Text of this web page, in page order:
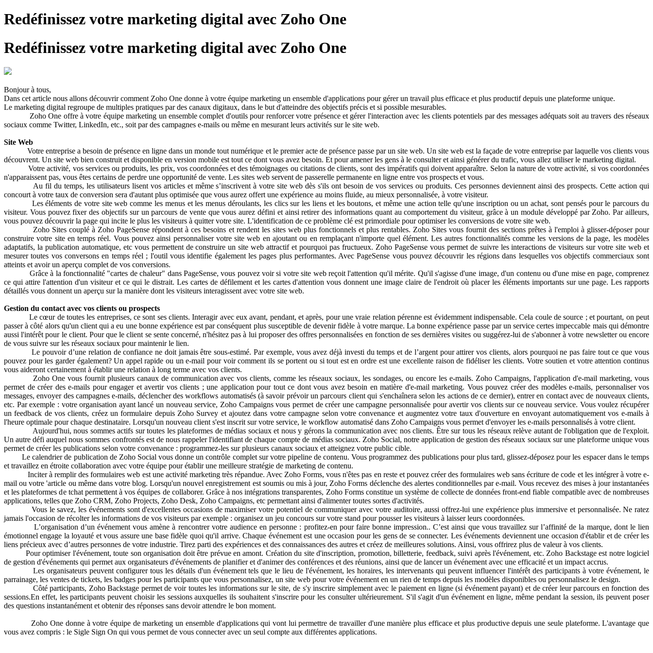
Redéfinissez votre marketing digital avec Zoho One
Redéfinissez votre marketing digital avec Zoho One
Bonjour à tous,
Dans cet article nous allons découvrir comment Zoho One donne à votre équipe marketing un ensemble d'applications pour gérer un travail plus efficace et plus productif depuis une plateforme unique.
Le marketing digital regroupe de multiples pratiques par des canaux digitaux, dans le but d'atteindre des objectifs précis et si possible mesurables.
Zoho One offre à votre équipe marketing un ensemble complet d'outils pour renforcer votre présence et gérer l'interaction avec les clients potentiels par des messages adéquats soit au travers des réseaux
sociaux comme Twitter, LinkedIn, etc., soit par des campagnes e-mails ou même en mesurant leurs activités sur le site web.
Site Web
Votre entreprise a besoin de présence en ligne dans un monde tout numérique et le premier acte de présence passe par un site web. Un site web est la façade de votre entreprise par laquelle vos clients vous
découvrent. Un site web bien construit et disponible en version mobile est tout ce dont vous avez besoin. Et pour amener les gens à le consulter et ainsi générer du trafic, vous allez utiliser le marketing digital.
Votre activité, vos services ou produits, les prix, vos coordonnées et des témoignages ou citations de clients, sont des impératifs qui doivent apparaître. Selon la nature de votre activité, si vos coordonnées
n'apparaissent pas, vous êtes certains de perdre une opportunité de vente. Les sites web servent de passerelle permanente en ligne entre vos prospects et vous.
Au fil du temps, les utilisateurs lisent vos articles et même s’inscrivent à votre site web dès s'ils ont besoin de vos services ou produits. Ces personnes deviennent ainsi des prospects. Cette action qui
concourt à votre taux de conversion sera d'autant plus optimisée que vous aurez offert une expérience au moins fluide, au mieux personnalisée, à votre visiteur.
Les éléments de votre site web comme les menus et les menus déroulants, les clics sur les liens et les boutons, et même une action telle qu'une inscription ou un achat, sont pensés pour le parcours du
visiteur. Vous pouvez fixer des objectifs sur un parcours de vente que vous aurez défini et ainsi retirer des informations quant au comportement du visiteur, grâce à un module développé par Zoho. Par ailleurs,
vous pouvez découvrir la page qui incite le plus les visiteurs à quitter votre site. L'identification de ce problème clé est primordiale pour optimiser les conversions de votre site web.
Zoho Sites couplé à Zoho PageSense répondent à ces besoins et rendent les sites web plus fonctionnels et plus rentables. Zoho Sites vous fournit des sections prêtes à l'emploi à glisser-déposer pour
construire votre site en temps réel. Vous pouvez ainsi personnaliser votre site web en ajoutant ou en remplaçant n'importe quel élément. Les autres fonctionnalités comme les versions de la page, les modèles
adaptatifs, la publication automatique, etc vous permettent de construire un site web attractif et pourquoi pas fructueux. Zoho PageSense vous permet de suivre les interactions de visiteurs sur votre site web et
mesurer toutes vos conversons en temps réel ; l'outil vous identifie également les pages plus performantes. Avec PageSense vous pouvez découvrir les régions dans lesquelles vos objectifs commerciaux sont
atteints et avoir un aperçu complet de vos conversions.
Grâce à la fonctionnalité "cartes de chaleur" dans PageSense, vous pouvez voir si votre site web reçoit l'attention qu'il mérite. Qu'il s'agisse d'une image, d'un contenu ou d'une mise en page, comprenez
ce qui attire l'attention d'un visiteur et ce qui le distrait. Les cartes de défilement et les cartes d'attention vous donnent une image claire de l'endroit où placer les éléments importants sur une page. Les rapports
détaillés vous donnent un aperçu sur la manière dont les visiteurs interagissent avec votre site web.
Gestion du contact avec vos clients ou prospects
Le cœur de toutes les entreprises, ce sont ses clients. Interagir avec eux avant, pendant, et après, pour une vraie relation pérenne est évidemment indispensable. Cela coule de source ; et pourtant, on peut
passer à côté alors qu'un client qui a eu une bonne expérience est par conséquent plus susceptible de devenir fidèle à votre marque. La bonne expérience passe par un service certes impeccable mais qui démontre
aussi l'intérêt pour le client. Pour que le client se sente concerné, n'hésitez pas à lui proposer des offres personnalisées en fonction de ses dernières visites ou suggérez-lui de s'abonner à votre newsletter ou encore
de vous suivre sur les réseaux sociaux pour maintenir le lien.
Le pouvoir d’une relation de confiance ne doit jamais être sous-estimé. Par exemple, vous avez déjà investi du temps et de l’argent pour attirer vos clients, alors pourquoi ne pas faire tout ce que vous
pouvez pour les garder également? Un appel rapide ou un e-mail pour voir comment ils se portent ou si tout est en ordre est une excellente raison de fidéliser les clients. Votre soutien et votre attention continus
vous aideront certainement à établir une relation à long terme avec vos clients.
Zoho One vous fournit plusieurs canaux de communication avec vos clients, comme les réseaux sociaux, les sondages, ou encore les e-mails. Zoho Campaigns, l'application d'e-mail marketing, vous
permet de créer des e-mails pour engager et avertir vos clients ; une application pour tout ce dont vous avez besoin en matière d'e-mail marketing. Vous pouvez créer des modèles e-mails, personnaliser vos
messages, envoyer des campagnes e-mails, déclencher des workflows automatisés (à savoir prévoir un parcours client qui s'enchaînera selon les actions de ce dernier), entrer en contact avec de nouveaux clients,
etc. Par exemple : votre organisation ayant lancé un nouveau service, Zoho Campaigns vous permet de créer une campagne personnalisée pour avertir vos clients sur ce nouveau service. Vous voulez récupérer
un feedback de vos clients, créez un formulaire depuis Zoho Survey et ajoutez dans votre campagne selon votre convenance et augmentez votre taux d'ouverture en envoyant automatiquement vos e-mails à
l'heure optimale pour chaque destinataire. Lorsqu'un nouveau client s'est inscrit sur votre service, le workflow automatisé dans Zoho Campaigns vous permet d'envoyer les e-mails personnalisés à votre client.
Aujourd'hui, nous sommes actifs sur toutes les plateformes de médias sociaux et nous y gérons la communication avec nos clients. Être sur tous les réseaux relève autant de l'obligation que de l'exploit.
Un autre défi auquel nous sommes confrontés est de nous rappeler l'identifiant de chaque compte de médias sociaux. Zoho Social, notre application de gestion des réseaux sociaux sur une plateforme unique vous
permet de créer les publications selon votre convenance : programmez-les sur plusieurs canaux sociaux et atteignez votre public cible.
Le calendrier de publication de Zoho Social vous donne un contrôle complet sur votre pipeline de contenu. Vous programmez des publications pour plus tard, glissez-déposez pour les espacer dans le temps
et travaillez en étroite collaboration avec votre équipe pour établir une meilleure stratégie de marketing de contenu.
Inciter à remplir des formulaires web est une activité marketing très répandue. Avec Zoho Forms, vous n'êtes pas en reste et pouvez créer des formulaires web sans écriture de code et les intégrer à votre e-
mail ou votre 'article ou même dans votre blog. Lorsqu'un nouvel enregistrement est soumis ou mis à jour, Zoho Forms déclenche des alertes conditionnelles par e-mail. Vous recevez des mises à jour instantanées
et les plateformes de tchat permettent à vos équipes de collaborer. Grâce à nos intégrations transparentes, Zoho Forms constitue un système de collecte de données front-end fiable compatible avec de nombreuses
applications, telles que Zoho CRM, Zoho Projects, Zoho Desk, Zoho Campaigns, etc permettant ainsi d'alimenter toutes sortes d'activités.
Vous le savez, les événements sont d'excellentes occasions de maximiser votre potentiel de communiquer avec votre auditoire, aussi offrez-lui une expérience plus immersive et personnalisée. Ne ratez
jamais l'occasion de récolter les informations de vos visiteurs par exemple : organisez un jeu concours sur votre stand pour pousser les visiteurs à laisser leurs coordonnées.
L’organisation d’un événement vous amène à rencontrer votre audience en personne : profitez-en pour faire bonne impression.. C’est ainsi que vous travaillez sur l’affinité de la marque, dont le lien
émotionnel engage la loyauté et vous assure une base fidèle quoi qu'il arrive. Chaque événement est une occasion pour les gens de se connecter. Les événements deviennent une occasion d'établir et de créer les
liens précieux avec d’autres personnes de votre industrie. Tirez parti des expériences et des connaissances des autres et créez de meilleures solutions. Ainsi, vous offrirez plus de valeur à vos clients.
Pour optimiser l'événement, toute son organisation doit être prévue en amont. Création du site d'inscription, promotion, billetterie, feedback, suivi après l'événement, etc. Zoho Backstage est notre logiciel
de gestion d'événements qui permet aux organisateurs d'événements de planifier et d'animer des conférences et des réunions, ainsi que de lancer un événement avec une efficacité et un impact accrus.
Les organisateurs peuvent configurer tous les détails d'un événement tels que le lieu de l'événement, les horaires, les intervenants qui peuvent influencer l'intérêt des participants à votre événement, le
parrainage, les ventes de tickets, les badges pour les participants que vous personnalisez, un site web pour votre événement en un rien de temps depuis les modèles disponibles ou personnalisez le design.
Côté participants, Zoho Backstage permet de voir toutes les informations sur le site, de s'y inscrire simplement avec le paiement en ligne (si événement payant) et de créer leur parcours en fonction des
sessions.En effet, les participants peuvent choisir les sessions auxquelles ils souhaitent s'inscrire pour les consulter ultérieurement. S'il s'agit d'un événement en ligne, même pendant la session, ils peuvent poser
des questions instantanément et obtenir des réponses sans devoir attendre le bon moment.
Zoho One donne à votre équipe de marketing un ensemble d'applications qui vont lui permettre de travailler d'une manière plus efficace et plus productive depuis une seule plateforme. L'avantage que
vous avez compris : le Sigle Sign On qui vous permet de vous connecter avec un seul compte aux différentes applications.